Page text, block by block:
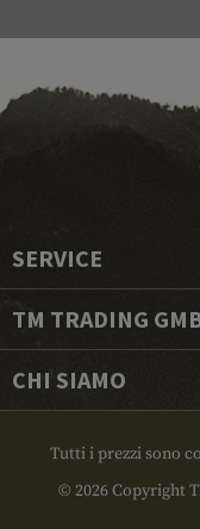
SERVICE
TM TRADING
CHI SIAMO
Tutti i prezzi sono
© 2026 Copyright